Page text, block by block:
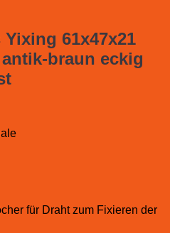
61x47x21
braun eckig
für Draht zum Fixieren der